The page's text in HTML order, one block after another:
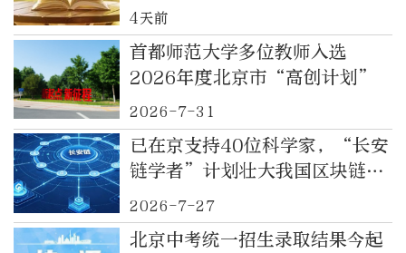
4天前
首都师范大学多位教师入选
2026年度北京市“高创计划”
2026-7-31
已在京支持40位科学家，“长安
链学者”计划壮大我国区块链产
业
2026-7-27
北京中考统一招生录取结果今起